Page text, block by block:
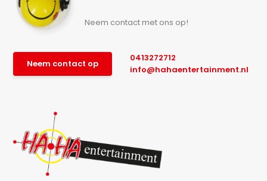
Neem contact met ons op!
Neem contact op
0413272712
info@hahaentertainment.nl